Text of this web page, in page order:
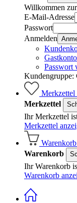
Willkommen
E-Mail-Adresse
Passwort
Anmelden
Passwort
Kundengruppe:
Merkzettel
Merkzettel
Ihr Merkzettel
Merkzettel
Warenkorb
Warenkorb
Ihr Warenkorb
Warenkorb